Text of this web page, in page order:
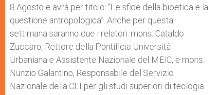
8 Agosto e avrà per titolo: “Le sfide della bioetica e la
questione antropologica”. Anche per questa
settimana saranno due i relatori: mons. Cataldo
Zuccaro, Rettore della Pontificia Università
Urbaniana e Assistente Nazionale del MEIC, e mons.
Nunzio Galantino, Responsabile del Servizio
Nazionale della CEI per gli studi superiori di teologia